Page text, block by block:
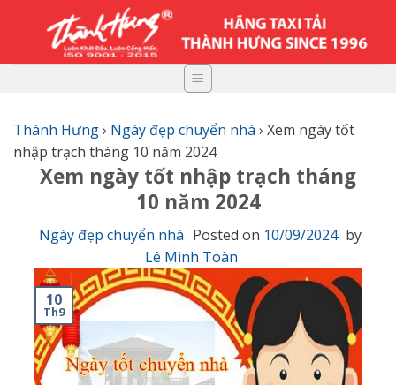
Thành Hưng› Ngày đẹp chuyển nhà › Xem ngày tốt
nhập trạch tháng 10 năm 2024
Xem ngày tốt nhập trạch tháng
10 năm 2024
Ngày đẹp chuyển nhà Posted on 10/09/2024 by
Lê Minh Toàn
10
Th9